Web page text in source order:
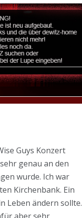
Guys Konzert
genau an den
wurde. Ich war
Kirchenbank. Ein
Leben ändern sollte.
aber sehr